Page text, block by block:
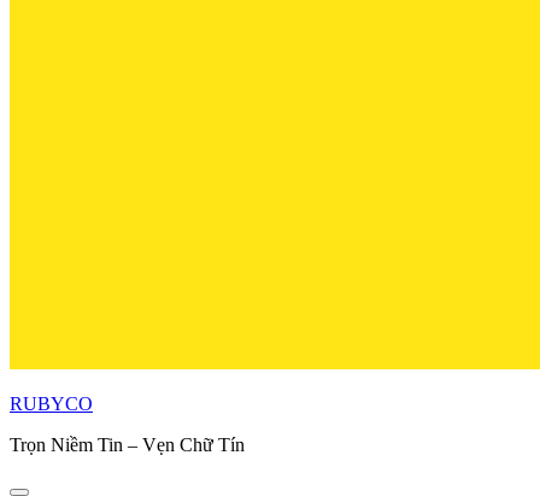
RUBYCO
Trọn Niềm Tin – Vẹn Chữ Tín